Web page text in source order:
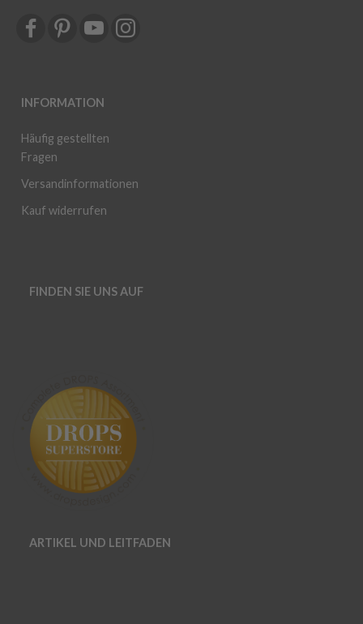
INFORMATION
Häufig gestellten
Fragen
Versandinformationen
Kauf widerrufen
FINDEN SIE UNS AUF
ARTIKEL UND LEITFADEN